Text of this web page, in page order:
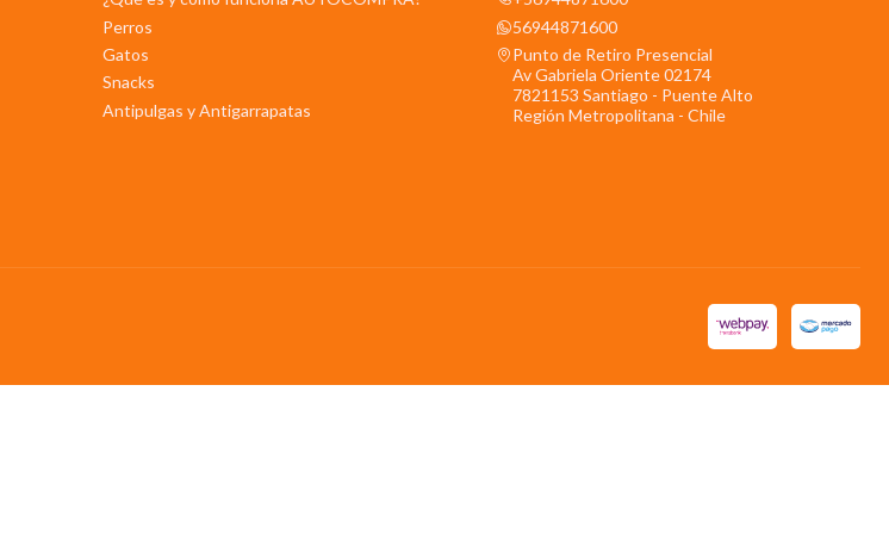
Perros
Gatos
Snacks
Antipulgas y Antigarrapatas
56944871600
Punto de Retiro Presencial
Av Gabriela Oriente 02174
7821153 Santiago - Puente Alto
Región Metropolitana - Chile